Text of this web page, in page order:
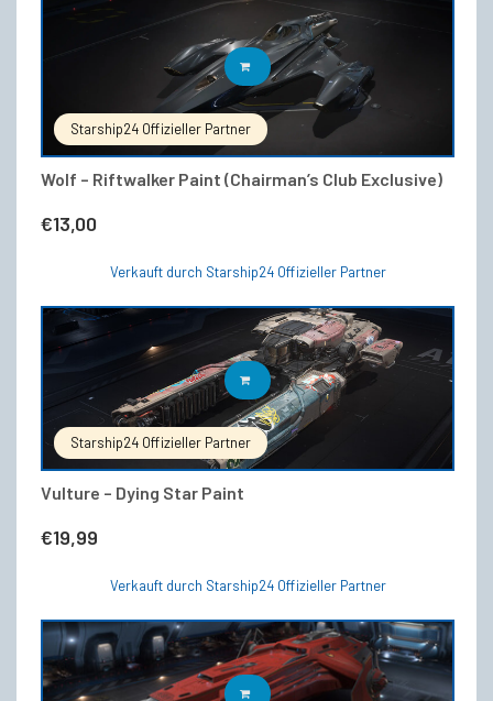
Starship24 Offizieller Partner
Wolf – Riftwalker Paint (Chairman’s Club Exclusive)
€13,00
IN DEN WARENKORB
Verkauft durch Starship24 Offizieller Partner
Starship24 Offizieller Partner
Vulture – Dying Star Paint
€19,99
IN DEN WARENKORB
Verkauft durch Starship24 Offizieller Partner
IN DEN WARENKORB